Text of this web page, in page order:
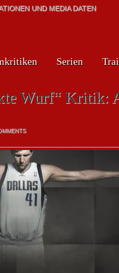
UND MEDIA DATEN
Serien
Wurf“ Kritik: